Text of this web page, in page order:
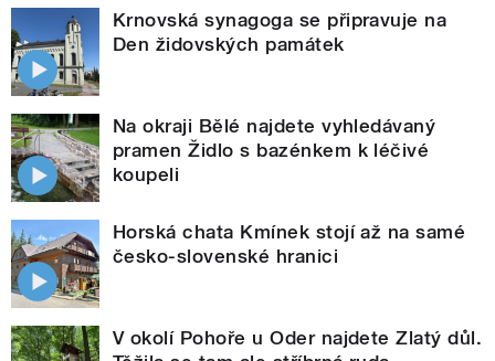
Krnovská synagoga se připravuje na
Den židovských památek
Na okraji Bělé najdete vyhledávaný
pramen Židlo s bazénkem k léčivé
koupeli
Horská chata Kmínek stojí až na samé
česko-slovenské hranici
V okolí Pohoře u Oder najdete Zlatý důl.